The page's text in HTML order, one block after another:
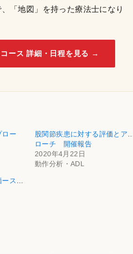
「地図」を持った療法士になり
ース 詳細・日程を見る →
ロー
股関節疾患に対する評価とア
ローチ 開催報告
2020年4月22日
動作分析・ADL
スク